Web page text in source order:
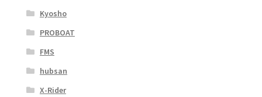
Kyosho
PROBOAT
FMS
hubsan
X-Rider